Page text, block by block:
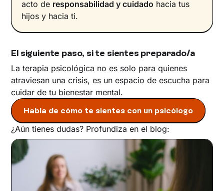
acto de responsabilidad y cuidado hacia tus
hijos y hacia ti.
El siguiente paso, si te sientes preparado/a
La terapia psicológica no es solo para quienes
atraviesan una crisis, es un espacio de escucha para
cuidar de tu bienestar mental.
Habla de cómo te sientes con un psicólogo
¿Aún tienes dudas? Profundiza en el blog: